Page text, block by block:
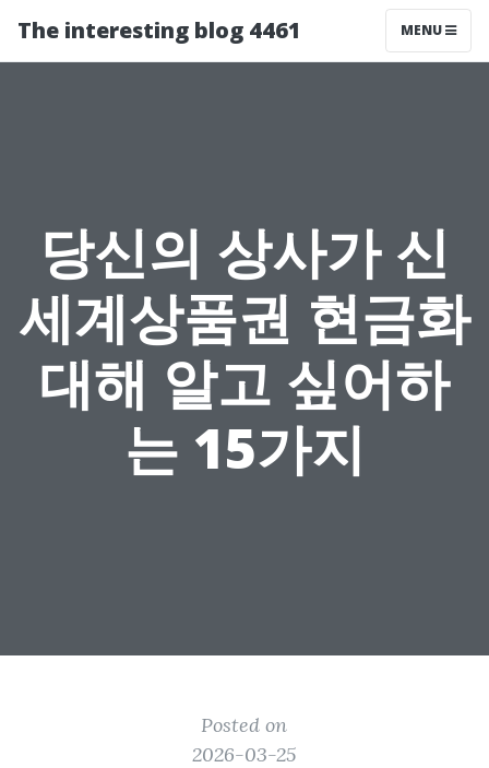
The interesting blog 4461 MENU
당신의 상사가 신
세계상품권 현금화
대해 알고 싶어하
는 15가지
Posted on
2026-03-25